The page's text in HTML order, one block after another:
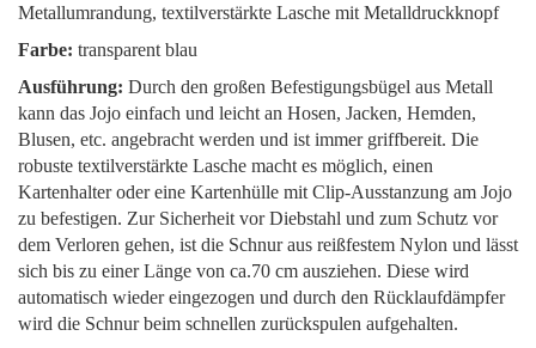
Metallumrandung, textilverstärkte Lasche mit Metalldruckknopf
Farbe: transparent blau
Ausführung: Durch den großen Befestigungsbügel aus Metall
kann das Jojo einfach und leicht an Hosen, Jacken, Hemden,
Blusen, etc. angebracht werden und ist immer griffbereit. Die
robuste textilverstärkte Lasche macht es möglich, einen
Kartenhalter oder eine Kartenhülle mit Clip-Ausstanzung am Jojo
zu befestigen. Zur Sicherheit vor Diebstahl und zum Schutz vor
dem Verloren gehen, ist die Schnur aus reißfestem Nylon und lässt
sich bis zu einer Länge von ca.70 cm ausziehen. Diese wird
automatisch wieder eingezogen und durch den Rücklaufdämpfer
wird die Schnur beim schnellen zurückspulen aufgehalten.